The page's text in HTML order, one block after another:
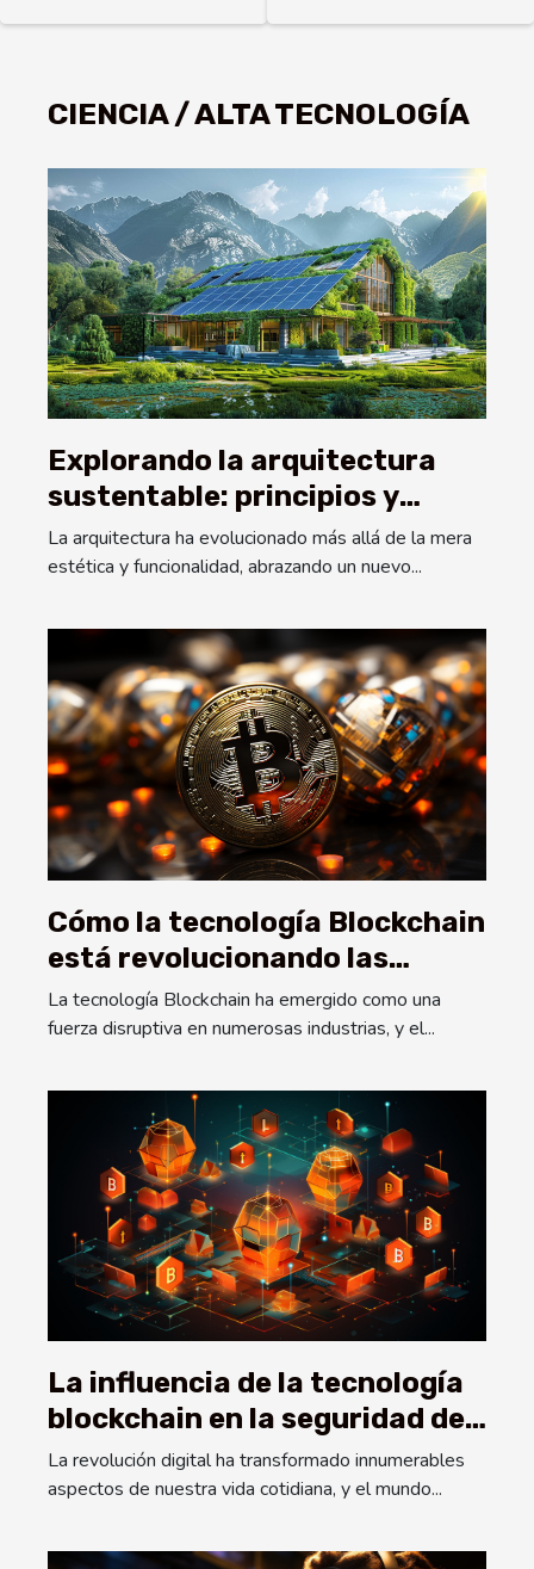
sexuales?
caso de
CIENCIA / ALTA TECNOLOGÍA
Explorando la arquitectura
sustentable: principios y
beneficios
La arquitectura ha evolucionado más allá de la mera
estética y funcionalidad, abrazando un nuevo...
Cómo la tecnología Blockchain
está revolucionando las
apuestas deportivas en línea
La tecnología Blockchain ha emergido como una
fuerza disruptiva en numerosas industrias, y el...
La influencia de la tecnología
blockchain en la seguridad de
las apuestas en línea
La revolución digital ha transformado innumerables
aspectos de nuestra vida cotidiana, y el mundo...